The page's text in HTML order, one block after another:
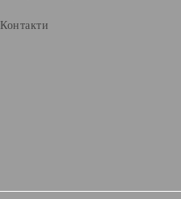
Контакти